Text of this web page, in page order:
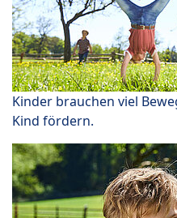
Kinder brauchen viel
Kind fördern.